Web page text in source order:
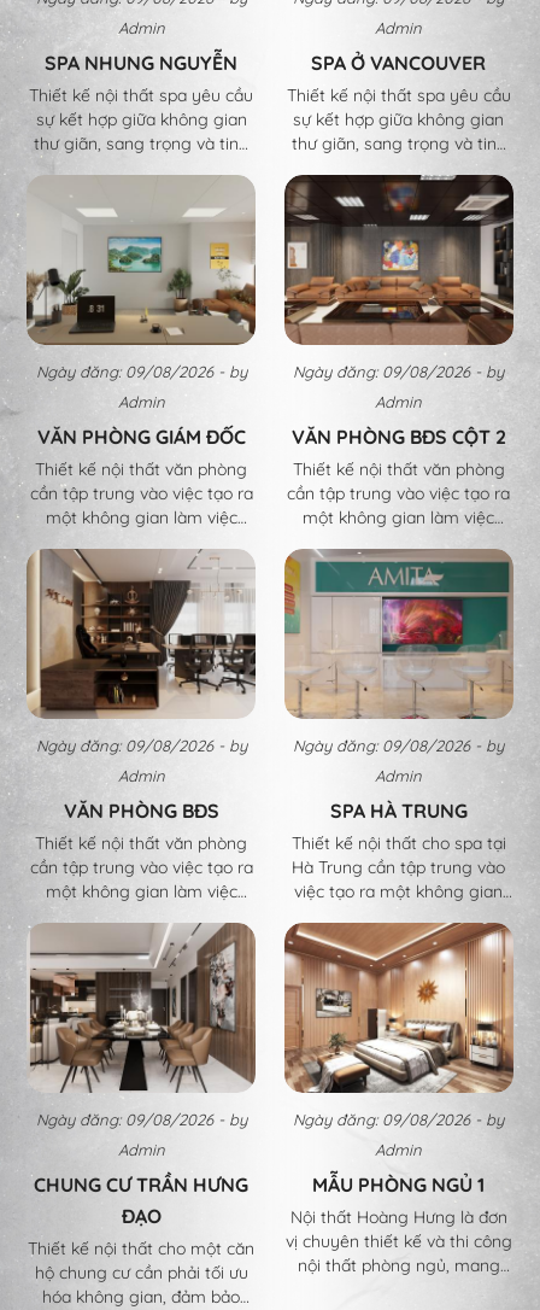
trong gia đình.
trong gia đình.
Admin
SPA NHUNG NGUYỄN
Thiết kế nội thất spa yêu cầu
sự kết hợp giữa không gian
thư giãn, sang trọng và tinh
nghiệm thoải mái cho khách
hàng. Dưới đây là những yếu
tố quan trọng trong quá trình
thiết kế nội thất spa:
Admin
SPA Ở VANCOUVER
Thiết kế nội thất spa yêu cầu
sự kết hợp giữa không gian
thư giãn, sang trọng và tinh
nghiệm thoải mái cho khách
hàng. Dưới đây là những yếu
tố quan trọng trong quá trình
thiết kế nội thất spa
Ngày đăng: 09/08/2026 - by
Admin
VĂN PHÒNG GIÁM ĐỐC
Thiết kế nội thất văn phòng
cần tập trung vào việc tạo ra
một không gian làm việc
hiệu quả cho nhân viên. Dưới
đây là những yếu tố quan
trọng khi thiết kế nội thất văn
phòng:
Ngày đăng: 09/08/2026 - by
Admin
VĂN PHÒNG BĐS CỘT 2
Thiết kế nội thất văn phòng
cần tập trung vào việc tạo ra
một không gian làm việc
hiệu quả cho nhân viên. Dưới
đây là những yếu tố quan
trọng khi thiết kế nội thất văn
phòng:
Ngày đăng: 09/08/2026 - by
Admin
VĂN PHÒNG BĐS
Thiết kế nội thất văn phòng
cần tập trung vào việc tạo ra
một không gian làm việc
chuyên nghiệp, thoải mái và
hiệu quả cho nhân viên. Dưới
đây là những yếu tố quan
trọng khi thiết kế nội thất văn
phòng:
Ngày đăng: 09/08/2026 - by
Admin
SPA HÀ TRUNG
Thiết kế nội thất cho spa tại
Hà Trung cần tập trung vào
việc tạo ra một không gian
mái cho khách hàng. Dưới
đây là các yếu tố quan trọng
khi thiết kế nội thất spa
Ngày đăng: 09/08/2026 - by
Admin
CHUNG CƯ TRẦN HƯNG
ĐẠO
Thiết kế nội thất cho một căn
hộ chung cư cần phải tối ưu
hóa không gian, đảm bảo
Ngày đăng: 09/08/2026 - by
Admin
MẪU PHÒNG NGỦ 1
Nội thất Hoàng Hưng là đơn
vị chuyên thiết kế và thi công
nội thất phòng ngủ, mang